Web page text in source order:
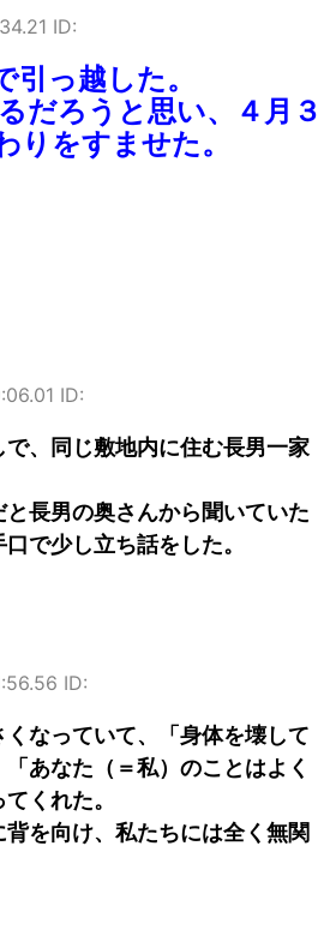
ID:
っ越した。
だろうと思い、４月３
りをすませた。
ID:
、同じ敷地内に住む長男一家
長男の奥さんから聞いていた
で少し立ち話をした。
ID:
なっていて、「身体を壊して
あなた（＝私）のことはよく
くれた。
を向け、私たちには全く無関